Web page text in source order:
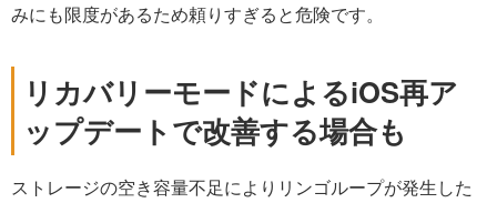
みにも限度があるため頼りすぎると危険です。
リカバリーモードによるiOS再ア
ップデートで改善する場合も
ストレージの空き容量不足によりリンゴループが発生した